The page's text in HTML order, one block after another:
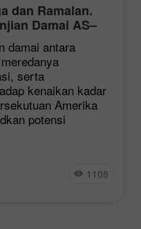
dan Ramalan.
Damai AS–
atas Dolar AS,
damai antara
serta
kenaikan kadar
Amerika
potensi
1108